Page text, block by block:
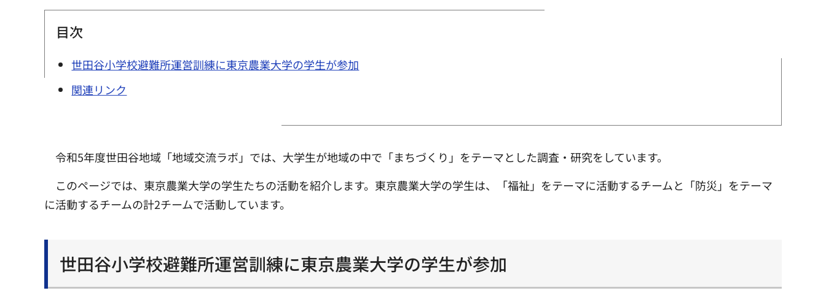
目次
世田谷小学校避難所運営訓練に東京農業大学の学生が参加
関連リンク
令和5年度世田谷地域「地域交流ラボ」では、大学生が地域の中で「まちづくり」をテーマとした調査・研究をしています。
このページでは、東京農業大学の学生たちの活動を紹介します。東京農業大学の学生は、「福祉」をテーマに活動するチームと「防災」をテーマ
に活動するチームの計2チームで活動しています。
世田谷小学校避難所運営訓練に東京農業大学の学生が参加